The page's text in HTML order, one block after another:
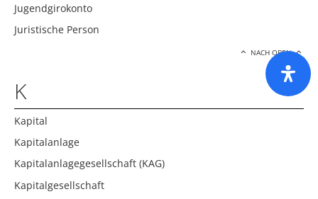
Jugendgirokonto
Juristische Person
NACH OBEN
K
Kapital
Kapitalanlage
Kapitalanlagegesellschaft (KAG)
Kapitalgesellschaft